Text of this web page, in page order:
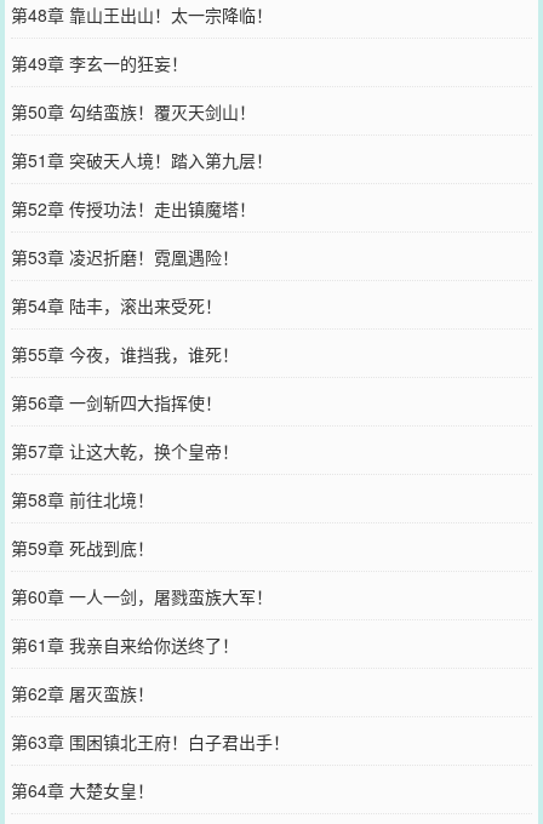
第48章 靠山王出山！太一宗降临！
第49章 李玄一的狂妄！
第50章 勾结蛮族！覆灭天剑山！
第51章 突破天人境！踏入第九层！
第52章 传授功法！走出镇魔塔！
第53章 凌迟折磨！霓凰遇险！
第54章 陆丰，滚出来受死！
第55章 今夜，谁挡我，谁死！
第56章 一剑斩四大指挥使！
第57章 让这大乾，换个皇帝！
第58章 前往北境！
第59章 死战到底！
第60章 一人一剑，屠戮蛮族大军！
第61章 我亲自来给你送终了！
第62章 屠灭蛮族！
第63章 围困镇北王府！白子君出手！
第64章 大楚女皇！